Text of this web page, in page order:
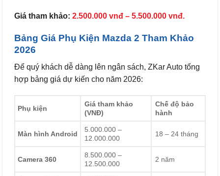
Giá tham khảo: 2.500.000 vnđ – 5.500.000 vnđ.
Bảng Giá Phụ Kiện Mazda 2 Tham Khảo
2026
Để quý khách dễ dàng lên ngân sách, ZKar Auto tổng
hợp bảng giá dự kiến cho năm 2026:
Phụ kiện
Giá tham khảo
(VNĐ)
Chế độ bảo
hành
Màn hình Android
5.000.000 –
12.000.000
18 – 24 tháng
Camera 360
8.500.000 –
12.500.000
2 năm